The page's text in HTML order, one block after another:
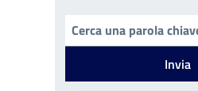
Invia